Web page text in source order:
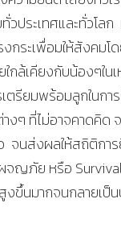
วประเทศและทั่วโล
กระเพื่อมให้สังคมโ
กล้เคียงกับน้องๆใน
ตรียมพร้อมลูกในกา
ๆ ที่ไม่อาจคาดคิด
จนส่งผลให้สถิติกา
จญภัย หรือ
งขึ้นมากจนกลายเป็